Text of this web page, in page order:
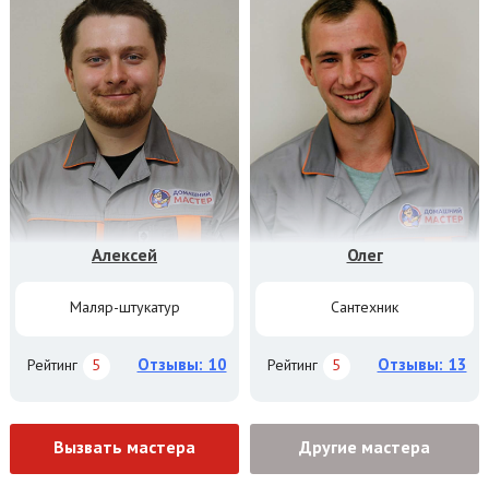
Алексей
Маляр-штукатур
Рейтинг 5 Отзывы: 10
Олег
Сантехник
Рейтинг 5 Отзывы: 13
Вызвать мастера Другие мастера